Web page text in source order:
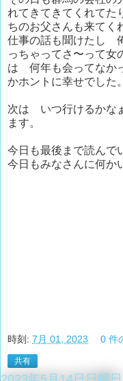
れてきてきてくれてた
ちのお父さんも来てく
仕事の話も聞けたし
っちゃってさ〜って女
は 何年も会ってなか
かホントに幸せでした。
次は いつ行けるかな
ます。
今日も最後まで読んで
今日もみなさんに何か
時刻: 7月 01, 2023 0 件
共有